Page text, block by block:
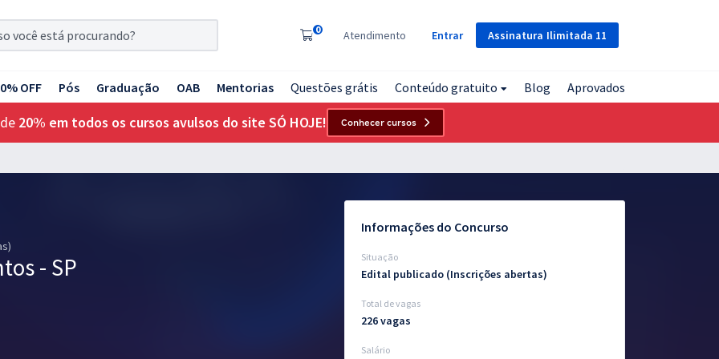
Assinatura Ilimitada 11
0 Atendimento Entrar
OFF Pós Graduação OAB Mentorias Questões grátis Conteúdo gratuito Blog Aprovados
20% em todos os cursos avulsos do site SÓ HOJE! Conhecer cursos
- SP
Informações do Concurso
Situação
Edital publicado (Inscrições abertas)
Total de vagas
226 vagas
Salário